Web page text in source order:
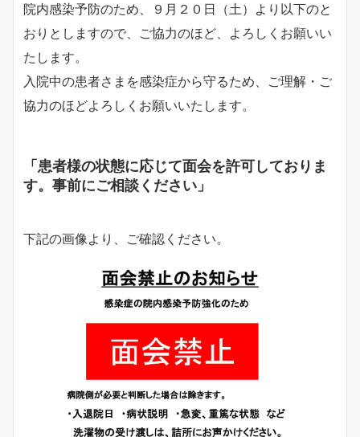
院内感染予防のため、９月２０日（土）より以下のと
おりとしますので、ご協力のほど、よろしくお願いい
たします。
入院中の患者さまを感染症から守るため、ご理解・ご
協力のほどよろしくお願いいたします。
「患者様の状態に応じて面会を許可しておりま
す。事前にご相談ください」
下記の画像より、ご確認ください。